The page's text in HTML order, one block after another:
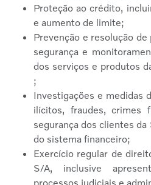
Proteção ao crédito,
e aumento de limite;
Prevenção e resolução
segurança e
dos serviços e produtos
;
Investigações e medidas
ilícitos, fraudes, crimes
segurança dos clientes
do sistema financeiro;
Exercício regular de
S/A, inclusive
processos judiciais e